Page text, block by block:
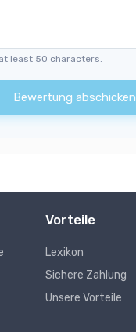
least 50 characters.
Bewertung abschicken
Vorteile
Lexikon
Sichere Zahlung
Unsere Vorteile